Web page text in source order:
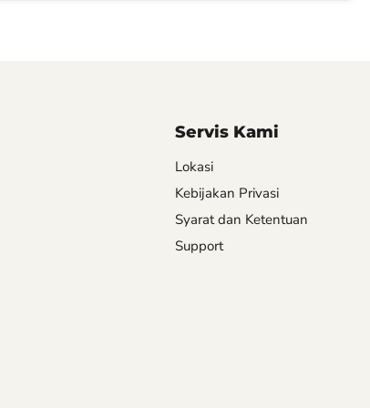
Servis Kami
Lokasi
Kebijakan Privasi
Syarat dan Ketentuan
Support